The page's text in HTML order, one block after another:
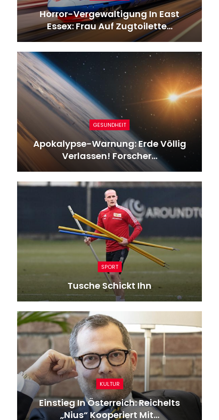
Horror-Vergewaltigung In East
Essex: Frau Auf Zugtoilette…
GESUNDHEIT
Apokalypse-Warnung: Erde Völlig
Verlassen! Forscher…
SPORT
Tusche Schickt Ihn
KULTUR
Einstieg In Österreich: Reichelts
„Nius“ Kooperiert Mit…